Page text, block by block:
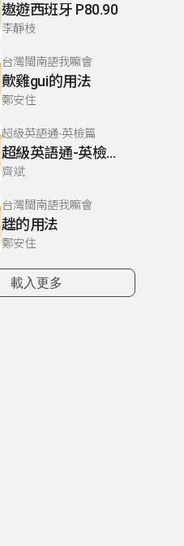
遨遊西班牙 P80.90
李靜枝
台灣閩南語我嘛會
歕雞gui的用法
鄭安住
超級英語通-英檢篇
超級英語通-英檢篇 035 Weekend Trip- 週末旅遊
齊斌
台灣閩南語我嘛會
趖的用法
鄭安住
載入更多